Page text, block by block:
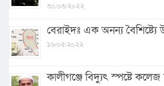
৩০/০৩/২০২২
বেরাইদঃ এক অনন্য বৈশিষ্ট্যে
১৬/০৫/২০২২
কালীগঞ্জে বিদ্যুৎ স্পষ্টে কলেজ